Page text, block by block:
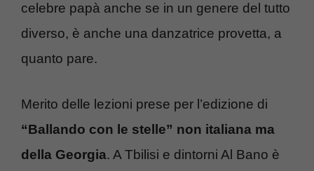
celebre papà anche se in un genere del tutto
diverso, è anche una danzatrice provetta, a
quanto pare.
Merito delle lezioni prese per l’edizione di
“Ballando con le stelle” non italiana ma
della Georgia. A Tbilisi e dintorni Al Bano è